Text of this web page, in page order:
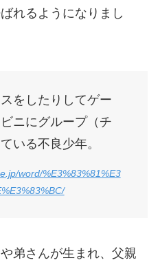
れるようになりまし
をしたりしてゲー
ニにグループ（チ
いる不良少年。
word/%E3%83%81%E3
弟さんが生まれ、父親